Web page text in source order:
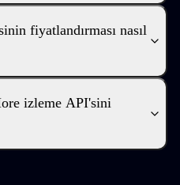
fiyatlandırması nasıl
izleme API'sini